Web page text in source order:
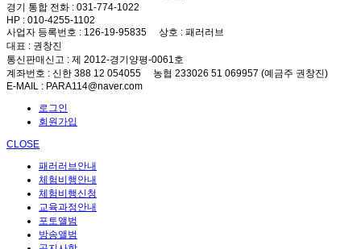
경기 통합 전화 : 031-774-1022
HP : 010-4255-1102
사업자 등록번호 : 126-19-95835 상호 : 패러러브
대표 : 권창진
통신판매신고 : 제 2012-경기양평-0061호
계좌번호 : 신한 388 12 054055 농협 233026 51 069957 (예금주 권창진)
E-MAIL : PARA114@naver.com
로그인
회원가입
CLOSE
패러러브안내
체험비행안내
체험비행신청
교육과정안내
포토앨범
방송앨범